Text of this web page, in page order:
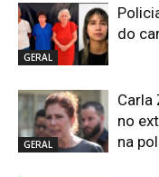
GERAL
do
GERAL
Carla
no
na